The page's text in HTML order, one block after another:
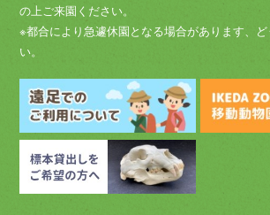
の上ご来園ください。
※都合により急遽休園となる場合があります、
い。